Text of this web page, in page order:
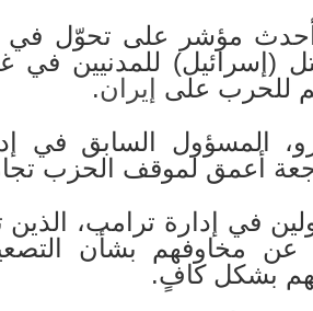
أحدث مؤشر على تحوّل في
(إسرائيل) للمدنيين في
للحرب على إيران.
المسؤول السابق في
أعمق لموقف الحزب
في إدارة ترامب،
عن مخاوفهم بشأن
بشكل كافٍ.